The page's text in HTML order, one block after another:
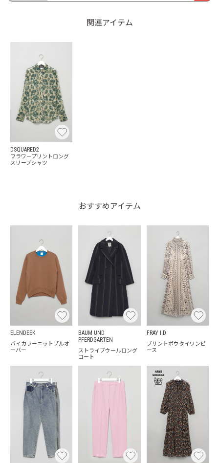
関連アイテム
DSQUARED2
フラワープリントロング
スリーブシャツ
おすすめアイテム
ELENDEEK
バイカラーニットプルオ
ーバー
BAUM UND
PFERDGARTEN
ストライプウールロング
コート
FRAY I.D
プリントボウタイワンピ
ース